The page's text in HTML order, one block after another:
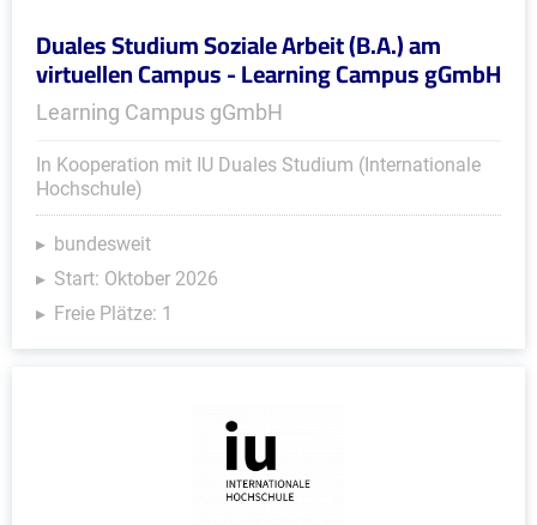
Duales Studium Soziale Arbeit (B.A.) am
virtuellen Campus - Learning Campus gGmbH
Learning Campus gGmbH
In Kooperation mit IU Duales Studium (Internationale
Hochschule)
bundesweit
Start: Oktober 2026
Freie Plätze: 1